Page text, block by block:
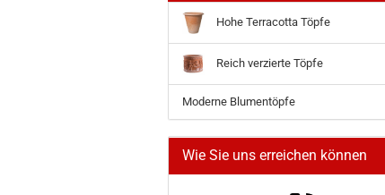
Hohe Terracotta Töpfe
Reich verzierte Töpfe
Moderne Blumentöpfe
Wie Sie uns erreichen können